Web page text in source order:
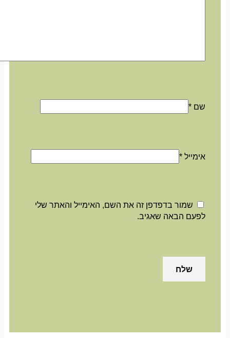
שם*
אימייל*
שמור בדפדפן זה את השם, האימייל והאתר שלי
לפעם הבאה שאגיב.